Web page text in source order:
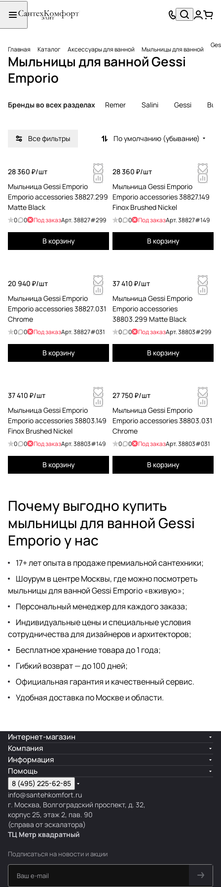
Главная Каталог Аксессуары для ванной Мыльницы для ванной
Мыльницы для ванной Gessi
Emporio
Бренды во всех разделах Remer Salini Gessi
Все фильтры По умолчанию (убывание)
28 360 ₽/шт
Мыльница Gessi Emporio
Emporio accessories 38827.299
Matte Black
0 0 Под заказАрт.38827#299
В корзину
28 360 ₽/шт
Мыльница Gessi Emporio
Emporio accessories 38827.149
Finox Brushed Nickel
0 0 Под заказАрт.38827#149
В корзину
20 940 ₽/шт
Мыльница Gessi Emporio
Emporio accessories 38827.031
Chrome
0 0 Под заказАрт.38827#031
В корзину
37 410 ₽/шт
Мыльница Gessi Emporio
Emporio accessories
38803.299 Matte Black
0 0 Под заказАрт.38803#299
В корзину
37 410 ₽/шт
Мыльница Gessi Emporio
Emporio accessories 38803.149
Finox Brushed Nickel
0 0 Под заказАрт.38803#149
В корзину
27 750 ₽/шт
Мыльница Gessi Emporio
Emporio accessories 38803.031
Chrome
0 0 Под заказАрт.38803#031
В корзину
Почему выгодно купить
мыльницы для ванной Gessi
Emporio у нас
17+ лет опыта в продаже премиальной сантехники;
Шоурум в центре Москвы, где можно посмотреть
мыльницы для ванной Gessi Emporio «вживую»;
Персональный менеджер для каждого заказа;
Индивидуальные цены и специальные условия
сотрудничества для дизайнеров и архитекторов;
Бесплатное хранение товара до 1 года;
Гибкий возврат — до 100 дней;
Официальная гарантия и качественный сервис.
Удобная доставка по Москве и области.
Интернет-магазин
Компания
Информация
Помощь
8 (495) 225-62-85
info@santehkomfort.ru
г. Москва, Волгоградский проспект, д. 32,
корпус 25, этаж 2, пав. 90
(справа от эскалатора)
ТЦ Метр квадратный
Подписаться на новости и акции